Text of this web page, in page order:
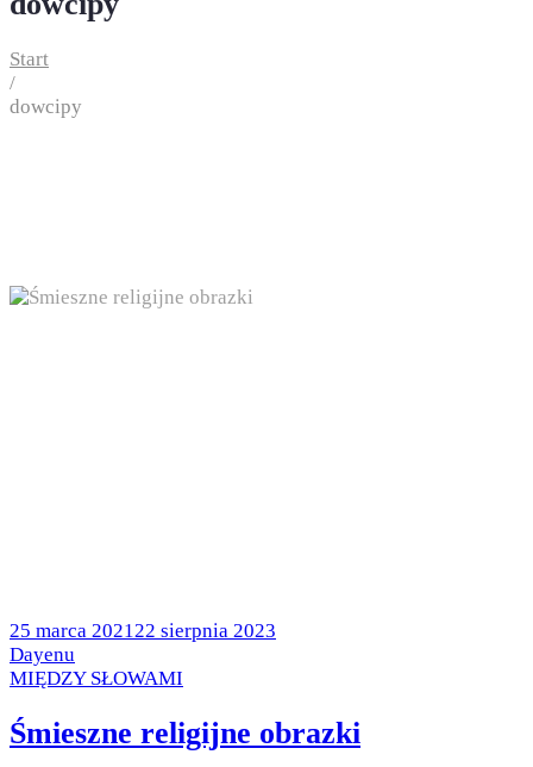
Start
/
dowcipy
Posted
on
25 marca 2021 22 sierpnia 2023
by
Dayenu
Posted
MIĘDZY SŁOWAMI
Śmieszne religijne obrazki